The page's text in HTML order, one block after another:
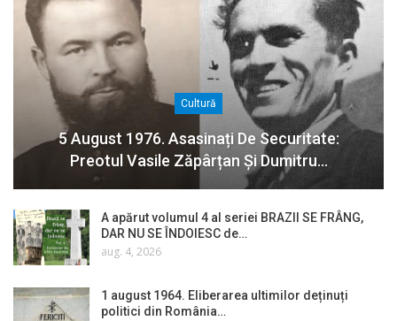
Cultură
5 August 1976. Asasinați De Securitate:
Preotul Vasile Zăpârțan Și Dumitru…
A apărut volumul 4 al seriei BRAZII SE FRÂNG,
DAR NU SE ÎNDOIESC de…
aug. 4, 2026
1 august 1964. Eliberarea ultimilor deținuți
politici din România…